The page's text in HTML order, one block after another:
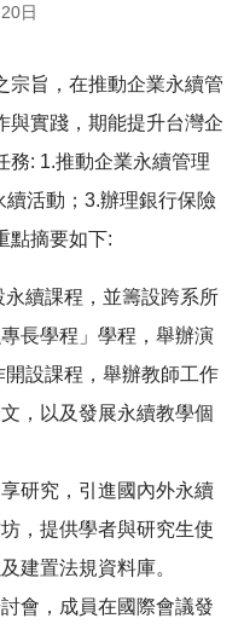
日
旨，在推動企業永續管
與實踐，期能提升台灣企
務: 1.推動企業永續管理
活動；3.辦理銀行保險
點摘要如下:
續課程，並籌設跨系所
長學程」學程，舉辦演
設課程，舉辦教師工作
，以及發展永續教學個
研究，引進國內外永續
，提供學者與研究生使
建置法規資料庫。
會，成員在國際會議發